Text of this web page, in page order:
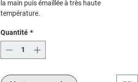
la main puis émaillée à très haute
température.
Quantité *